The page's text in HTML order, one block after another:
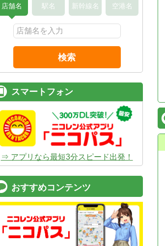
店舗名 駅名 新幹線名 空港名
検索
スマートフォン
⇒ アプリなら最短3分スピード出発！
おすすめコンテンツ